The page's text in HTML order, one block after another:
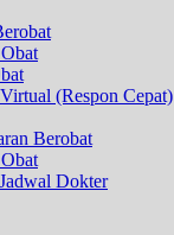
(Respon Cepat)
Berobat
Dokter